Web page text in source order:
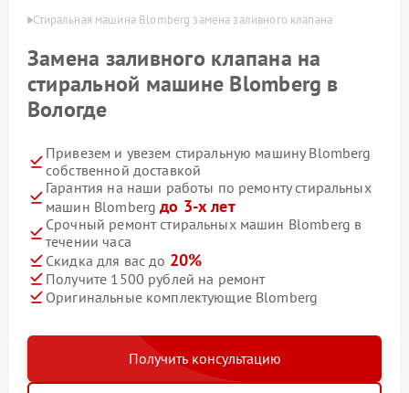
Стиральная машина Blomberg замена заливного клапана
Замена заливного клапана на
стиральной машине Blomberg в
Вологде
Привезем и увезем стиральную машину Blomberg
собственной доставкой
Гарантия на наши работы по ремонту стиральных
машин Blombergдо 3-х лет
Срочный ремонт стиральных машин Blomberg в
течении часа
Скидка для вас до 20%
Получите 1500 рублей на ремонт
Оригинальные комплектующие Blomberg
Получить консультацию